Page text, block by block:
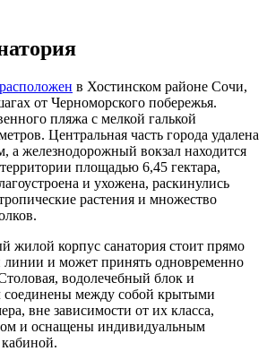
в Хостинском районе Сочи,
от Черноморского побережья.
пляжа с мелкой галькой
Центральная часть города удалена
а железнодорожный вокзал находится
площадью 6,45 гектара,
и ухожена, раскинулись
растения и множество
жилой корпус санатория стоит прямо
линии и может принять одновременно
водолечебный блок и
соединены между собой крытыми
вне зависимости от их класса,
и оснащены индивидуальным